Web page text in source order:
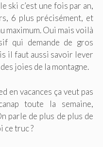
ski c’est une fois par an,
6 plus précisément, et
maximum. Oui mais voilà
qui demande de gros
il faut aussi savoir lever
joies de la montagne.
en vacances ça veut pas
toute la semaine,
parle de plus de plus de
ce truc ?